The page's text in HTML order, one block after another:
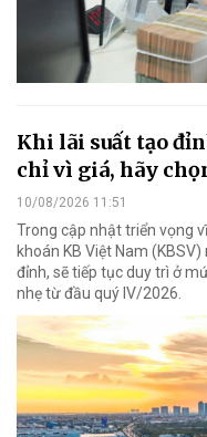
Khi lãi suất tạo
chỉ vì giá, hãy
10/08/2026 11:51
Trong cập nhật triển vọng
khoán KB Việt Nam
đỉnh, sẽ tiếp tục duy trì ở
nhẹ từ đầu quý IV/2026.